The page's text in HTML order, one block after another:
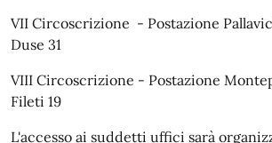
VII Circoscrizione - Postazione
Duse 31
VIII Circoscrizione - Postazione
Fileti 19
L'accesso ai suddetti uffici sarà